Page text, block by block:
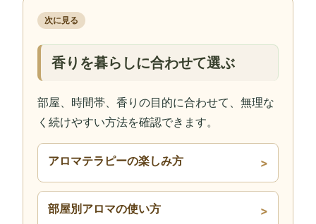
次に見る
香りを暮らしに合わせて選ぶ
部屋、時間帯、香りの目的に合わせて、無理な
く続けやすい方法を確認できます。
アロマテラピーの楽しみ方
部屋別アロマの使い方